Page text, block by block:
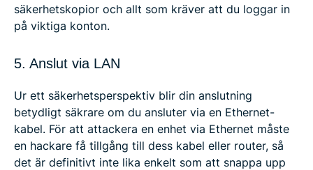
säkerhetskopior och allt som kräver att du loggar in
på viktiga konton.
5. Anslut via LAN
Ur ett säkerhetsperspektiv blir din anslutning
betydligt säkrare om du ansluter via en Ethernet-
kabel. För att attackera en enhet via Ethernet måste
en hackare få tillgång till dess kabel eller router, så
det är definitivt inte lika enkelt som att snappa upp